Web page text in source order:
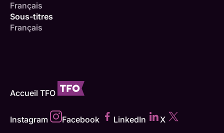
Français
Sous-titres
Français
Accueil TFO
Instagram Facebook LinkedIn X